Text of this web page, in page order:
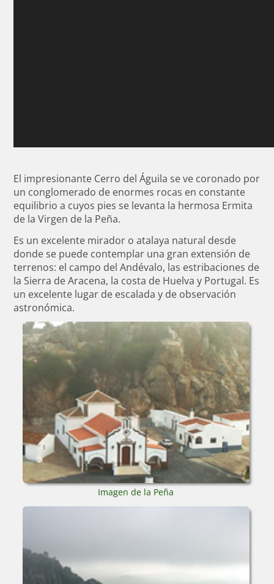
El impresionante Cerro del Águila se ve coronado por
un conglomerado de enormes rocas en constante
equilibrio a cuyos pies se levanta la hermosa Ermita
de la Virgen de la Peña.
Es un excelente mirador o atalaya natural desde
donde se puede contemplar una gran extensión de
terrenos: el campo del Andévalo, las estribaciones de
la Sierra de Aracena, la costa de Huelva y Portugal. Es
un excelente lugar de escalada y de observación
astronómica.
Imagen de la Peña